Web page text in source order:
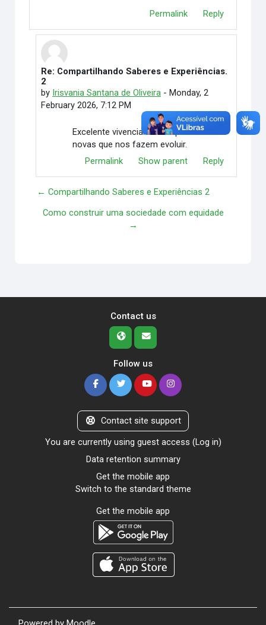
Permalink Reply
In reply to mauro paulino
Re: Compartilhando Saberes e Experiências.
2
by Irisvania Santana de Oliveira- Monday, 2
February 2026, 7:12 PM
Excelente vivenciarmos experiencias
novas que nos fazem evoluir.
Permalink
Show parent Reply
← Compartilhando Saberes e Experiências 2
Como construir uma sociedade com equidade
→
Contact us
Follow us
Contact site support
You are currently using guest access (Log in)
Data retention summary
Get the mobile app
Switch to the standard theme
Get the mobile app